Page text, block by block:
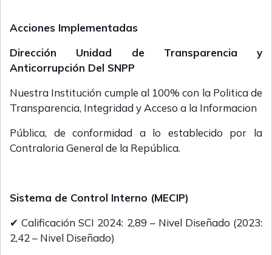
Acciones Implementadas
Dirección Unidad de Transparencia y
Anticorrupción Del SNPP
Nuestra Institución cumple al 100% con la Politica de
Transparencia, Integridad y Acceso a la Informacion
Pública, de conformidad a lo establecido por la
Contraloria General de la República.
Sistema de Control Interno (MECIP)
✔ Calificación SCI 2024: 2,89 – Nivel Diseñado (2023:
2,42 – Nivel Diseñado)